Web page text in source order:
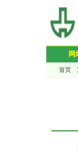
网
首页